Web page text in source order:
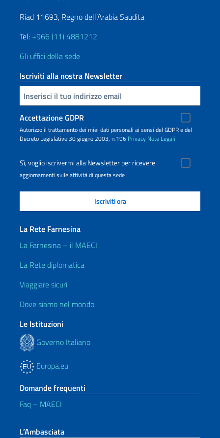
Riad 11693, Regno dell’Arabia Saudita
Tel: +966 (11) 4881212
Gli uffici della sede
Iscriviti alla nostra Newsletter
Inserisci la tua email
Accettazione GDPR
Autorizzo il trattamento dei miei dati personali ai sensi del GDPR e del
Decreto Legislativo 30 giugno 2003, n.196 Privacy Note Legali
Sì, voglio iscrivermi alla Newsletter per ricevere
aggiornamenti sulle attività di questa sede
La Rete Farnesina
La Farnesina – il MAECI
La Rete diplomatica
Viaggiare sicuri
Dove siamo nel mondo
Le Istituzioni
Governo Italiano
Europa.eu
Domande frequenti
Faq – MAECI
L’Ambasciata